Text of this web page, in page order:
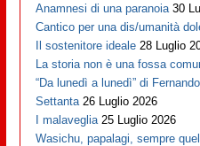
Anamnesi di una paranoia 30
Cantico per una dis/umanità
Il sostenitore ideale 28 Luglio
La storia non è una fossa
“Da lunedì a lunedì” di
Settanta 26 Luglio 2026
I malaveglia 25 Luglio 2026
Wasichu, papalagi, sempre